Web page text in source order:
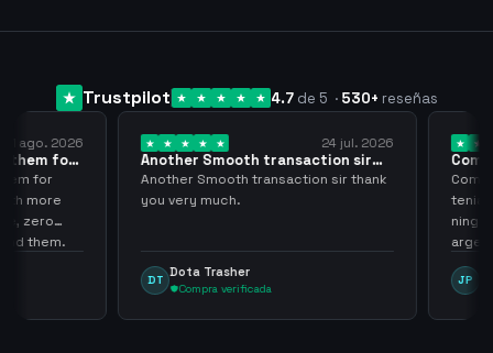
Trustpilot 4.7 de 5 · 530+ reseñas
ago. 2026
for
for
more
zero
them.
24 jul. 2026
Another Smooth transaction sir
thank…
Another Smooth transaction sir thank
you very much.
DT
Dota Trasher
Compra verificada
los…
tenia
ningún
JP
Juan